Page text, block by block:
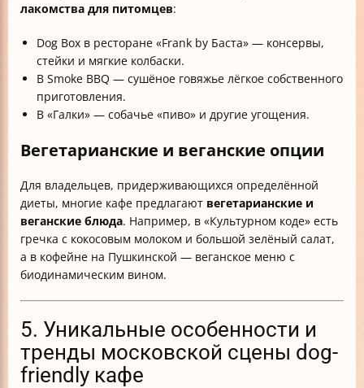
лакомства для питомцев:
Dog Box в ресторане «Frank by Баста» — консервы,
стейки и мягкие колбаски.
В Smoke BBQ — сушёное говяжье лёгкое собственного
приготовления.
В «Галки» — собачье «пиво» и другие угощения.
Вегетарианские и веганские опции
Для владельцев, придерживающихся определённой
диеты, многие кафе предлагают вегетарианские и
веганские блюда. Например, в «Культурном коде» есть
гречка с кокосовым молоком и большой зелёный салат,
а в кофейне на Пушкинской — веганское меню с
биодинамическим вином.
5. Уникальные особенности и
тренды московской сцены dog-
friendly кафе